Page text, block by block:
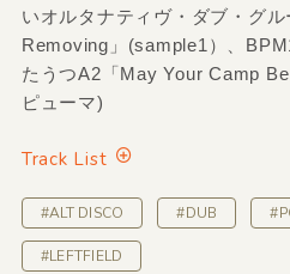
いオルタナティヴ・ダブ・グ
Removing」(sample1）、
たうつA2「May Your Camp
ピューマ)
Track List
#ALT DISCO #DUB
#LEFTFIELD